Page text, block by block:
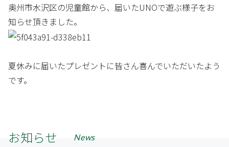
奥州市水沢区の児童館から、届いたUNOで遊ぶ様子をお
知らせ頂きました。
夏休みに届いたプレゼントに皆さん喜んでいただいたよう
です。
お知らせ News